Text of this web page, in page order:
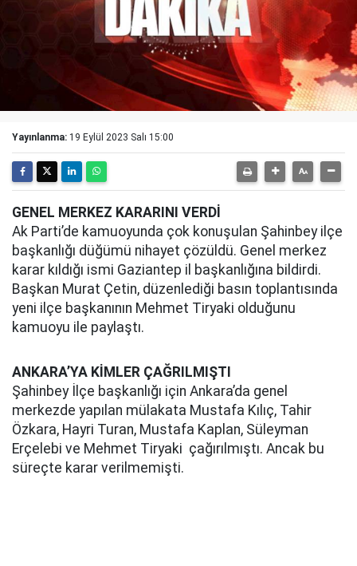
Yayınlanma: 19 Eylül 2023 Salı 15:00
GENEL MERKEZ KARARINI VERDİ
Ak Parti’de kamuoyunda çok konuşulan Şahinbey ilçe
başkanlığı düğümü nihayet çözüldü. Genel merkez
karar kıldığı ismi Gaziantep il başkanlığına bildirdi.
Başkan Murat Çetin, düzenlediği basın toplantısında
yeni ilçe başkanının Mehmet Tiryaki olduğunu
kamuoyu ile paylaştı.
ANKARA’YA KİMLER ÇAĞRILMIŞTI
Şahinbey İlçe başkanlığı için Ankara’da genel
merkezde yapılan mülakata Mustafa Kılıç, Tahir
Özkara, Hayri Turan, Mustafa Kaplan, Süleyman
Erçelebi ve Mehmet Tiryaki çağırılmıştı. Ancak bu
süreçte karar verilmemişti.